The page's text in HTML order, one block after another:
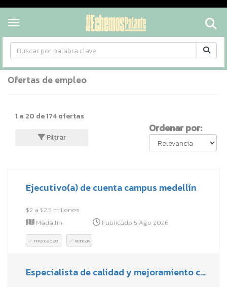
Toggle navigation
Ofertas de empleo
1 a 20 de174ofertas
Filtrar
Ordenar por:
Ejecutivo(a) de cuenta campus medellín
$2 a $2,5 millones
Medellín
Publicado 5 Ago 2026
mercadeo ventas
Especialista de calidad y mejoramiento continuo